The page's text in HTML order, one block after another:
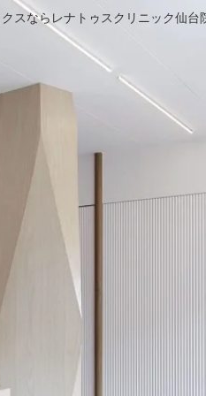
スならレナトゥスクリニック仙台